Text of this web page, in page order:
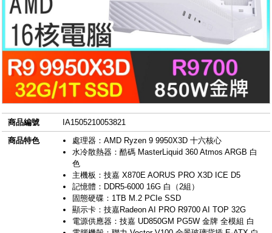
商品編號
IA1505210053821
商品特色
處理器：AMD Ryzen 9 9950X3D 十六核心
水冷散熱器：酷碼 MasterLiquid 360 Atmos ARGB 白
色
主機板：技嘉 X870E AORUS PRO X3D ICE D5
記憶體：DDR5-6000 16G 白（2組）
固態硬碟：1TB M.2 PCIe SSD
顯示卡：技嘉Radeon AI PRO R9700 AI TOP 32G
電源供應器：技嘉 UD850GM PG5W 金牌 全模組 白